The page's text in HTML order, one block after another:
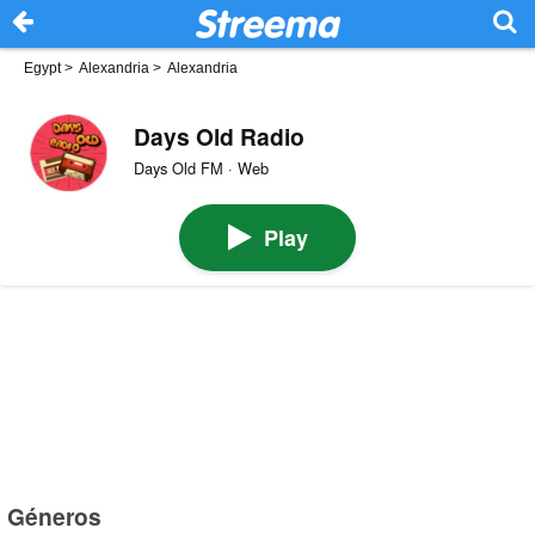
Egypt> Alexandria > Alexandria
Days Old Radio
Days Old FM · Web
Play
Géneros